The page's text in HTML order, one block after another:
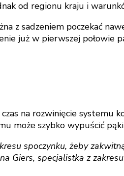
od regionu kraju i
z sadzeniem poczekać
już w pierwszej połowie
czas na rozwinięcie
może szybko wypuścić
spoczynku, żeby
Giers, specjalistka z